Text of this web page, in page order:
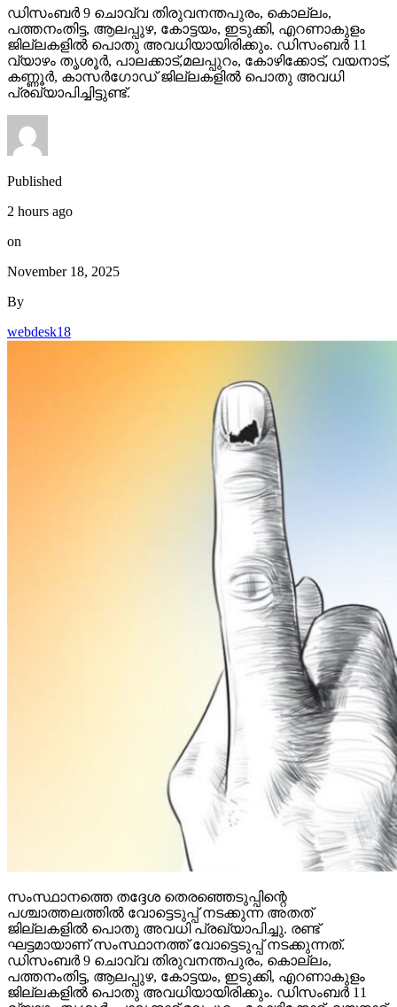
ഡിസംബര്‍ 9 ചൊവ്വ തിരുവനന്തപുരം, കൊല്ലം,
പത്തനംതിട്ട, ആലപ്പുഴ, കോട്ടയം, ഇടുക്കി, എറണാകുളം
ജില്ലകളില്‍ പൊതു അവധിയായിരിക്കും. ഡിസംബര്‍ 11
വ്യാഴം തൃശൂര്‍, പാലക്കാട്,മലപ്പുറം, കോഴിക്കോട്, വയനാട്,
കണ്ണൂര്‍, കാസര്‍ഗോഡ് ജില്ലകളില്‍ പൊതു അവധി
പ്രഖ്യാപിച്ചിട്ടുണ്ട്.
Published
2 hours ago
on
November 18, 2025
By
webdesk18
സംസ്ഥാനത്തെ തദ്ദേശ തെരഞ്ഞെടുപ്പിന്റെ
പശ്ചാത്തലത്തില്‍ വോട്ടെടുപ്പ് നടക്കുന്ന അതത്
ജില്ലകളില്‍ പൊതു അവധി പ്രഖ്യാപിച്ചു. രണ്ട്
ഘട്ടമായാണ് സംസ്ഥാനത്ത് വോട്ടെടുപ്പ് നടക്കുന്നത്.
ഡിസംബര്‍ 9 ചൊവ്വ തിരുവനന്തപുരം, കൊല്ലം,
പത്തനംതിട്ട, ആലപ്പുഴ, കോട്ടയം, ഇടുക്കി, എറണാകുളം
ജില്ലകളില്‍ പൊതു അവധിയായിരിക്കും. ഡിസംബര്‍ 11